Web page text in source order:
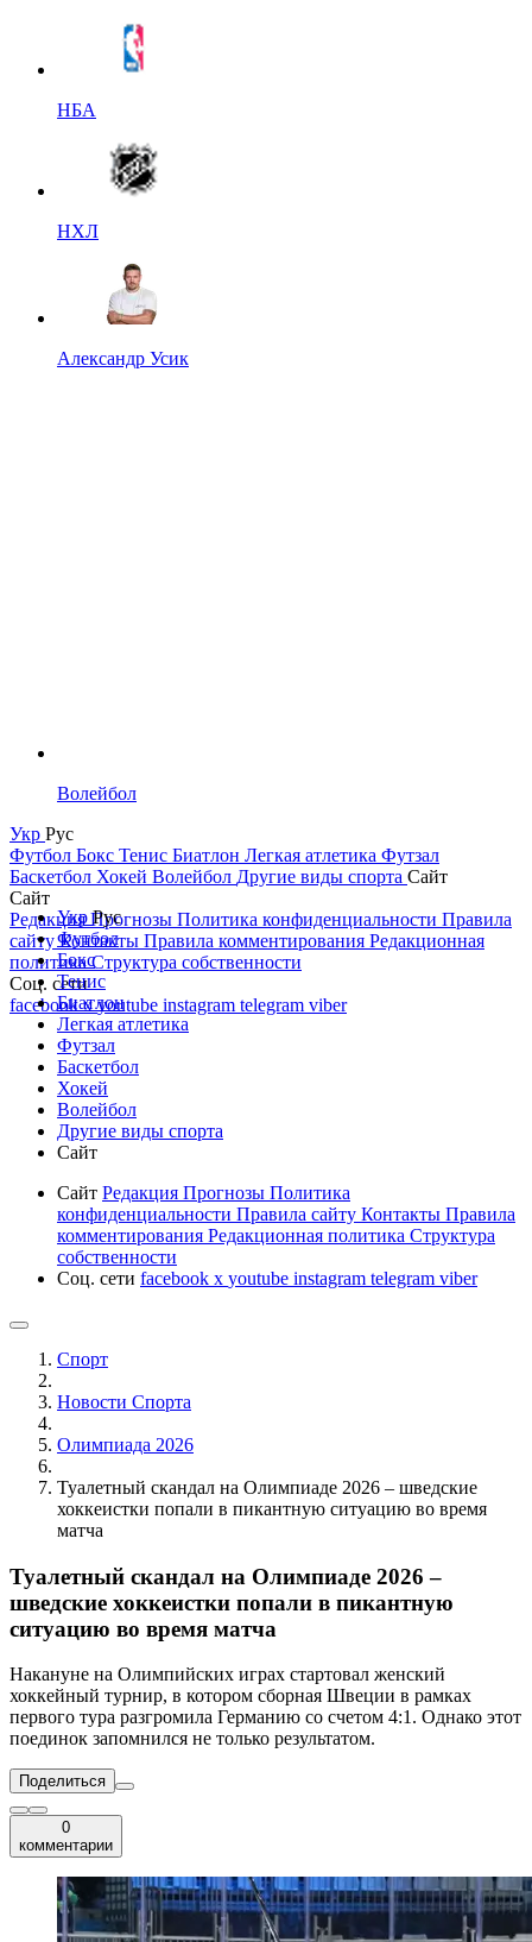
НБА
НХЛ
Александр Усик
Волейбол
Укр Рус
Футбол Бокс Тенис Биатлон Легкая атлетика Футзал
Баскетбол Хокей Волейбол Другие виды спорта Сайт
Сайт
РедакцияПрогнозы Политика конфиденциальности Правила
сайтуКонтакты Правила комментирования Редакционная
политикаСтруктура собственности
Соц. сети
facebookxyoutube instagram telegram viber
УкрРус
Футбол
Бокс
Тенис
Биатлон
Легкая атлетика
Футзал
Баскетбол
Хокей
Волейбол
Другие виды спорта
Сайт
Сайт Редакция Прогнозы Политика
конфиденциальности Правила сайту Контакты Правила
комментирования Редакционная политика Структура
собственности
Соц. сети facebook x youtube instagram telegram viber
Спорт
Новости Cпорта
Олимпиада 2026
Туалетный скандал на Олимпиаде 2026 – шведские
хоккеистки попали в пикантную ситуацию во время
матча
Туалетный скандал на Олимпиаде 2026 –
шведские хоккеистки попали в пикантную
ситуацию во время матча
Накануне на Олимпийских играх стартовал женский
хоккейный турнир, в котором сборная Швеции в рамках
первого тура разгромила Германию со счетом 4:1. Однако этот
поединок запомнился не только результатом.
Поделиться
0
комментарии